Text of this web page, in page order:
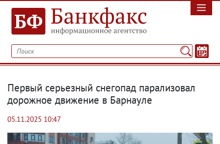
Первый серьезный снегопад парализовал
дорожное движение в Барнауле
05.11.2025 10:47